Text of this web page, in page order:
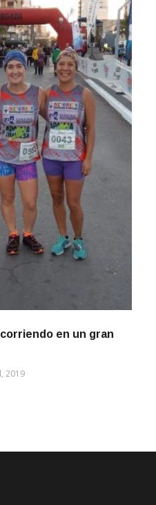
corriendo en un gran
2019